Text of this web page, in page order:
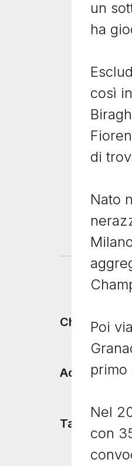
un
ha
così
di
Nato
Poi
primo
Nel
con
20 Gennaio
Josè
José
giocatori
nel...
Footer
Chi siamo
Accadde
Tacchetti TV